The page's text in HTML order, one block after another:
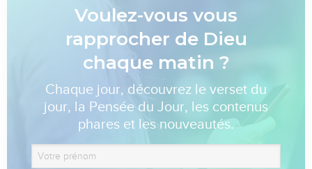
Voulez-vous vous
rapprocher de Dieu
chaque matin ?
Chaque jour, découvrez le verset du
jour, la Pensée du Jour, les contenus
phares et les nouveautés.